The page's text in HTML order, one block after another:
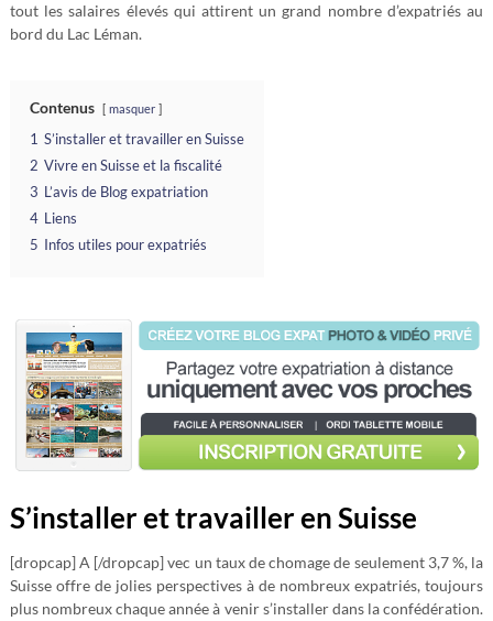
tout les salaires élevés qui attirent un grand nombre d’expatriés au
bord du Lac Léman.
Contenus masquer
1 S’installer et travailler en Suisse
2 Vivre en Suisse et la fiscalité
3 L’avis de Blog expatriation
4 Liens
5
Infos utiles pour expatriés
S’installer et travailler en Suisse
[dropcap] A [/dropcap] vec un taux de chomage de seulement 3,7 %, la
Suisse offre de jolies perspectives à de nombreux expatriés, toujours
plus nombreux chaque année à venir s’installer dans la confédération.